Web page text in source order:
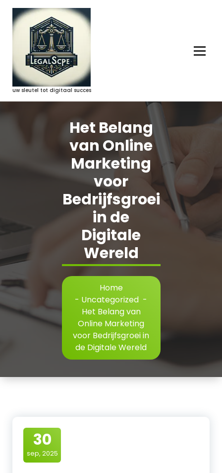
naar
uw sleutel tot digitaal succes
Het Belang
van Online
Marketing
voor
Bedrijfsgroei
in de
Digitale
Wereld
Home
- Uncategorized -
Het Belang van
Online Marketing
voor Bedrijfsgroei in
de Digitale Wereld
30
sep, 2025